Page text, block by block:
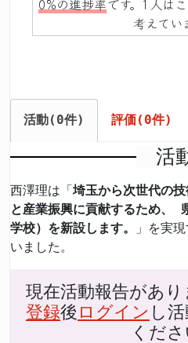
0%の進捗率です。1人は
考えてい
活動(0件) 評価(0件)
活
西澤理は「埼玉から次世代の
と産業振興に貢献するため、
学校）を新設します。
」を実
いました。
現在活動報告があり
登録後 ログイン し
くださ